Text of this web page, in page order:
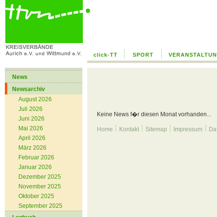
click-TT SPORT
News
Newsarchiv
August 2026
Juli 2026
Juni 2026
Mai 2026
April 2026
März 2026
Februar 2026
Januar 2026
Dezember 2025
November 2025
Oktober 2025
September 2025
Keine News f�r diesen Monat vorhanden...
Home Kontakt Sitemap Impressum